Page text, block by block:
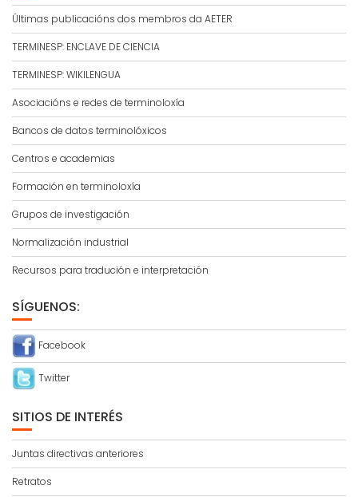
Últimas publicacións dos membros da AETER
TERMINESP: ENCLAVE DE CIENCIA
TERMINESP: WIKILENGUA
Asociacións e redes de terminoloxía
Bancos de datos terminolóxicos
Centros e academias
Formación en terminoloxía
Grupos de investigación
Normalización industrial
Recursos para tradución e interpretación
SÍGUENOS:
Facebook
Twitter
SITIOS DE INTERÉS
Juntas directivas anteriores
Retratos